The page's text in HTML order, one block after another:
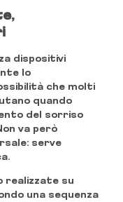
dispositivi
lo
che molti
quando
del sorriso
va però
serve
realizzate su
una sequenza